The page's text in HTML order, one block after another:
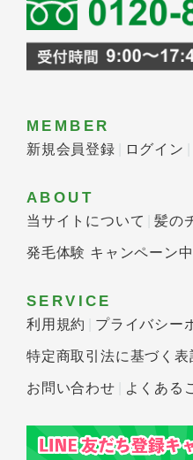
MEMBER
新規会員登録 ログイン
ABOUT
当サイトについて 髪の
発毛体験 キャンペーン中
SERVICE
利用規約 プライバシー
特定商取引法に基づく表
お問い合わせ よくある